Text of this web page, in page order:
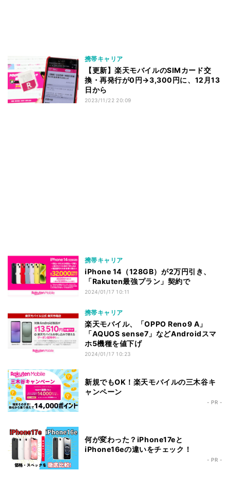
携帯キャリア
【更新】楽天モバイルのSIMカード交
換・再発行が0円→3,300円に、12月13
日から
2023/11/22 20:09
携帯キャリア
iPhone 14（128GB）が2万円引き、
「Rakuten最強プラン」契約で
2024/01/17 10:11
携帯キャリア
楽天モバイル、「OPPO Reno9 A」
「AQUOS sense7」などAndroidスマ
ホ5機種を値下げ
2024/01/17 10:23
新規でもOK！楽天モバイルの三木谷キ
ャンペーン
- PR -
何が変わった？iPhone17eと
iPhone16eの違いをチェック！
- PR -